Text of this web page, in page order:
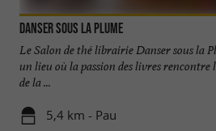
Danser sous la plume
Le Salon de thé librairie Danser sous la
un lieu où la passion des livres rencontre
de la ...
5,4 km - Pau